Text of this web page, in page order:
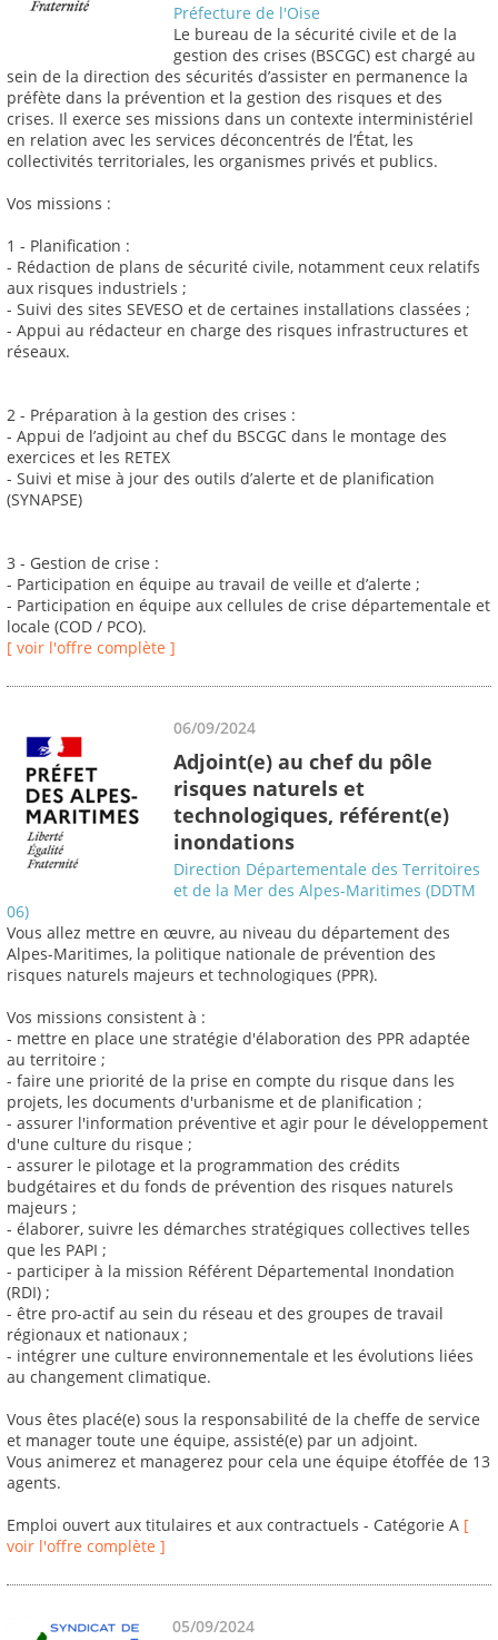
Préfecture de l'Oise
Le bureau de la sécurité civile et de la
gestion des crises (BSCGC) est chargé au
sein de la direction des sécurités d’assister en permanence la
préfète dans la prévention et la gestion des risques et des
crises. Il exerce ses missions dans un contexte interministériel
en relation avec les services déconcentrés de l’État, les
collectivités territoriales, les organismes privés et publics.
Vos missions :
1 - Planification :
- Rédaction de plans de sécurité civile, notamment ceux relatifs
aux risques industriels ;
- Suivi des sites SEVESO et de certaines installations classées ;
- Appui au rédacteur en charge des risques infrastructures et
réseaux.
2 - Préparation à la gestion des crises :
- Appui de l’adjoint au chef du BSCGC dans le montage des
exercices et les RETEX
- Suivi et mise à jour des outils d’alerte et de planification
(SYNAPSE)
3 - Gestion de crise :
- Participation en équipe au travail de veille et d’alerte ;
- Participation en équipe aux cellules de crise départementale et
locale (COD / PCO).
[ voir l'offre complète ]
06/09/2024
Adjoint(e) au chef du pôle
risques naturels et
technologiques, référent(e)
inondations
Direction Départementale des Territoires
et de la Mer des Alpes-Maritimes (DDTM
06)
Vous allez mettre en œuvre, au niveau du département des
Alpes-Maritimes, la politique nationale de prévention des
risques naturels majeurs et technologiques (PPR).
Vos missions consistent à :
- mettre en place une stratégie d'élaboration des PPR adaptée
au territoire ;
- faire une priorité de la prise en compte du risque dans les
projets, les documents d'urbanisme et de planification ;
- assurer l'information préventive et agir pour le développement
d'une culture du risque ;
- assurer le pilotage et la programmation des crédits
budgétaires et du fonds de prévention des risques naturels
majeurs ;
- élaborer, suivre les démarches stratégiques collectives telles
que les PAPI ;
- participer à la mission Référent Départemental Inondation
(RDI) ;
- être pro-actif au sein du réseau et des groupes de travail
régionaux et nationaux ;
- intégrer une culture environnementale et les évolutions liées
au changement climatique.
Vous êtes placé(e) sous la responsabilité de la cheffe de service
et manager toute une équipe, assisté(e) par un adjoint.
Vous animerez et managerez pour cela une équipe étoffée de 13
agents.
Emploi ouvert aux titulaires et aux contractuels - Catégorie A [
voir l'offre complète ]
05/09/2024